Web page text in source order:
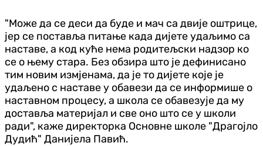
"Може да се деси да буде и мач са двије оштрице,
јер се поставља питање када дијете удаљимо са
наставе, а код куће нема родитељски надзор ко
се о њему стара. Без обзира што је дефинисано
тим новим измјенама, да је то дијете које је
удаљено с наставе у обавези да се информише о
наставном процесу, а школа се обавезује да му
доставља материјал и све оно што се у школи
ради", каже директорка Основне школе "Драгојло
Дудић" Данијела Павић.